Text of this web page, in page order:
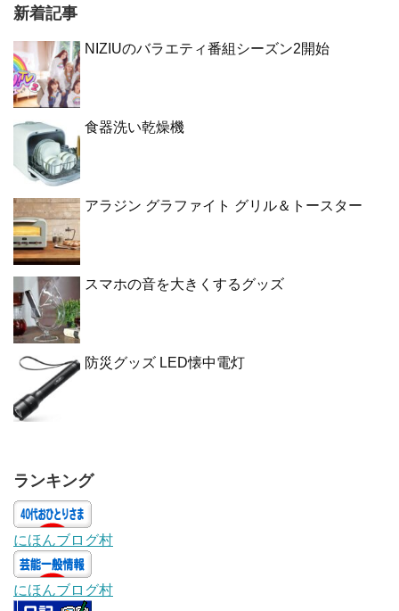
新着記事
NIZIUのバラエティ番組シーズン2開始
食器洗い乾燥機
アラジン グラファイト グリル＆トースター
スマホの音を大きくするグッズ
防災グッズ LED懐中電灯
ランキング
にほんブログ村
にほんブログ村